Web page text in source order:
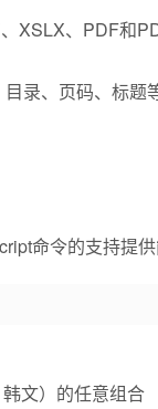
XSLX、PDF和
录、页码、标题
命令的支持提供
文）的任意组合